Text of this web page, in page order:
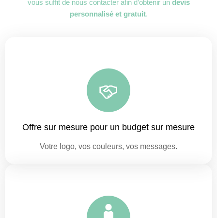
vous suffit de nous contacter afin d’obtenir un devis
personnalisé et gratuit.
Offre sur mesure pour un budget sur mesure
Votre logo, vos couleurs, vos messages.